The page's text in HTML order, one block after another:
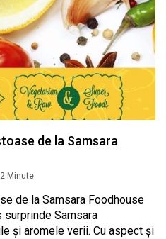
de la Samsara
2 Minute
de la Samsara Foodhouse
surprinde Samsara
şi aromele verii. Cu aspect și